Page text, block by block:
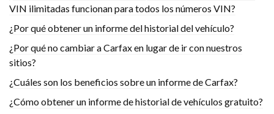
VIN ilimitadas funcionan para todos los números VIN?
¿Por qué obtener un informe del historial del vehículo?
¿Por qué no cambiar a Carfax en lugar de ir con nuestros
sitios?
¿Cuáles son los beneficios sobre un informe de Carfax?
¿Cómo obtener un informe de historial de vehículos gratuito?